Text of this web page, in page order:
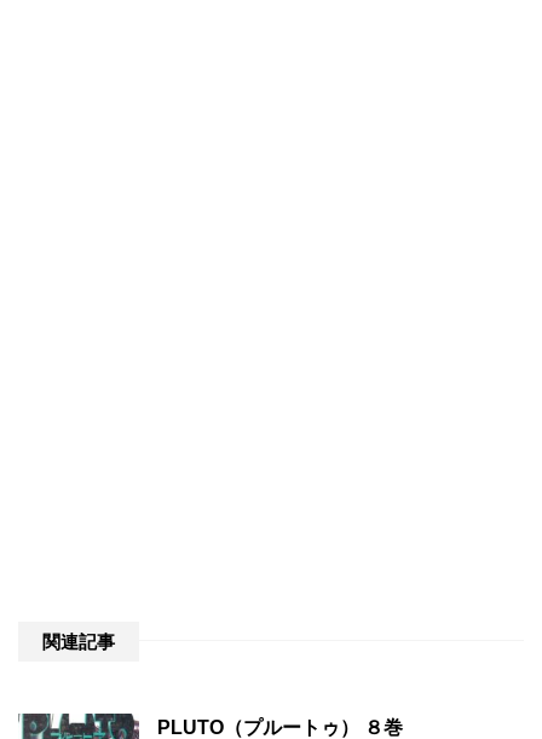
関連記事
PLUTO（プルートゥ） ８巻